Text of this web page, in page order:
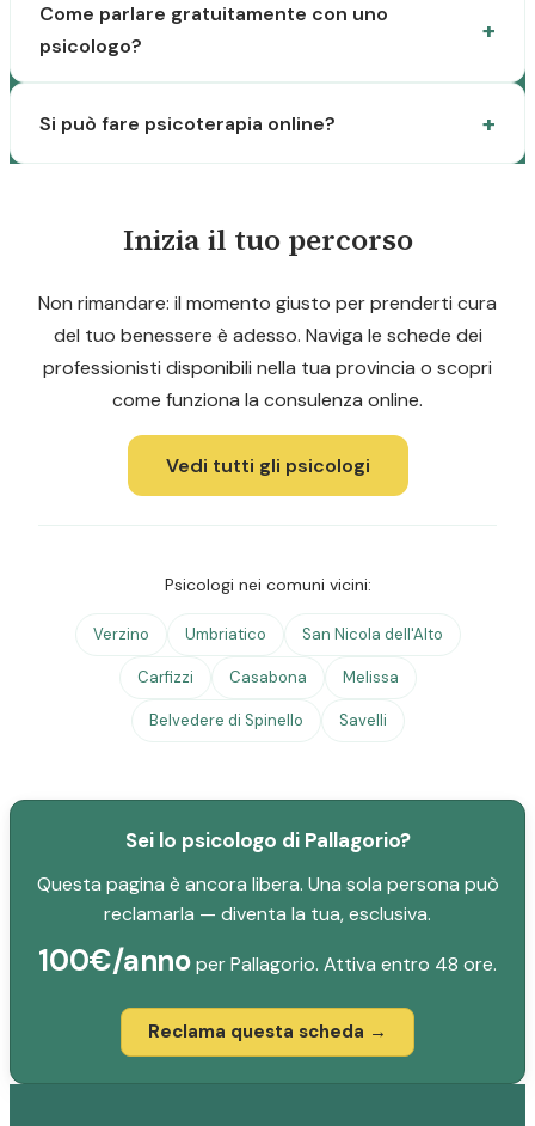
Come parlare gratuitamente con uno
psicologo?
Si può fare psicoterapia online?
Inizia il tuo percorso
Non rimandare: il momento giusto per prenderti cura
del tuo benessere è adesso. Naviga le schede dei
professionisti disponibili nella tua provincia o scopri
come funziona la consulenza online.
Vedi tutti gli psicologi
Psicologi nei comuni vicini:
Verzino Umbriatico San Nicola dell'Alto
Carfizzi Casabona Melissa
Belvedere di Spinello Savelli
Sei lo psicologo di Pallagorio?
Questa pagina è ancora libera. Una sola persona può
reclamarla — diventa la tua, esclusiva.
100€/annoper Pallagorio. Attiva entro 48 ore.
Reclama questa scheda →